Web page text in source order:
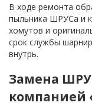
В ходе ремонта
пыльника ШРУСа и
хомутов и
срок службы
внутрь.
Замена
компанией